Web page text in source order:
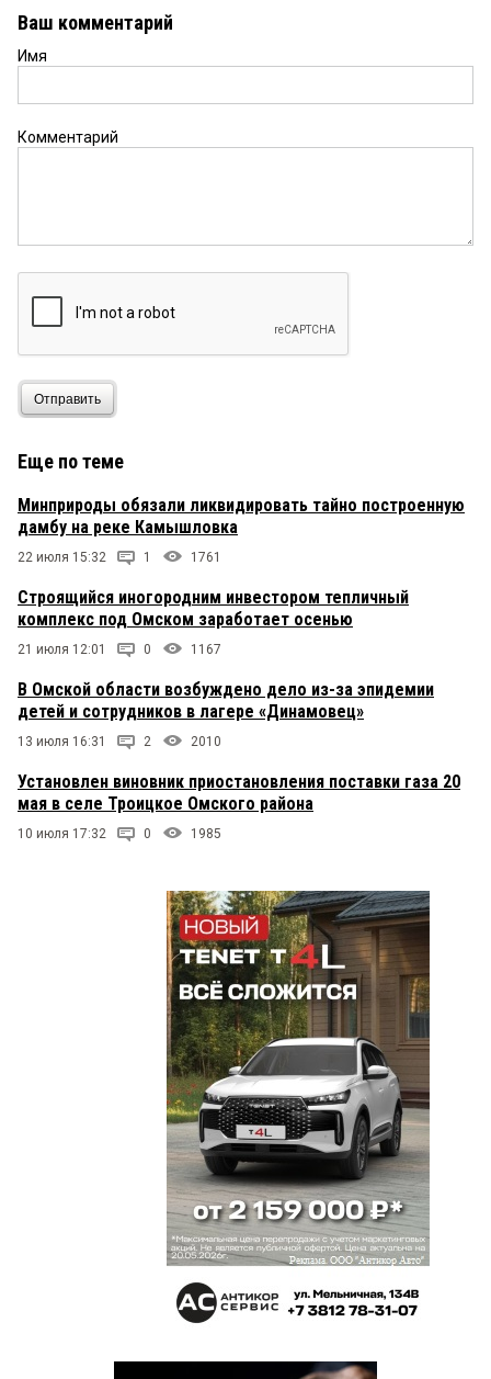
Ваш комментарий
Имя
Комментарий
Отправить
Еще по теме
Минприроды обязали ликвидировать тайно построенную
дамбу на реке Камышловка
22 июля 15:32 1 1761
Строящийся иногородним инвестором тепличный
комплекс под Омском заработает осенью
21 июля 12:01 0 1167
В Омской области возбуждено дело из-за эпидемии
детей и сотрудников в лагере «Динамовец»
13 июля 16:31 2 2010
Установлен виновник приостановления поставки газа 20
мая в селе Троицкое Омского района
10 июля 17:32 0 1985